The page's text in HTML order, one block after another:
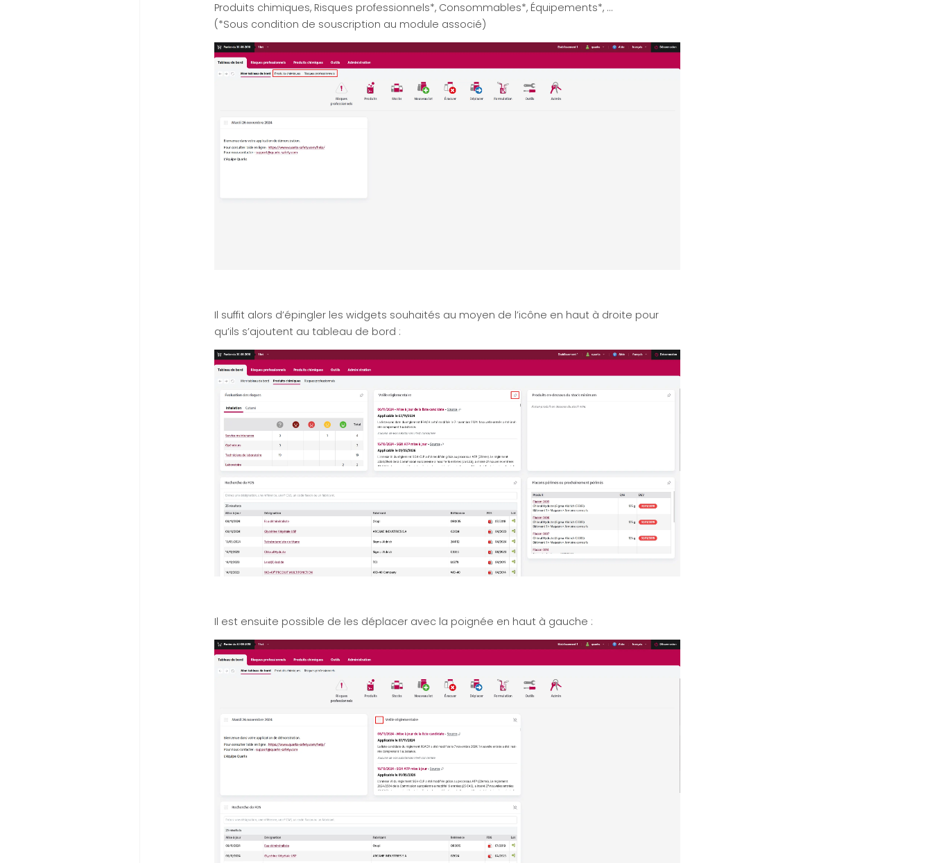
Produits chimiques, Risques professionnels*, Consommables*, Équipements*, …
(*Sous condition de souscription au module associé)
Il suffit alors d’épingler les widgets souhaités au moyen de l’icône en haut à droite pour
qu’ils s’ajoutent au tableau de bord :
Il est ensuite possible de les déplacer avec la poignée en haut à gauche :